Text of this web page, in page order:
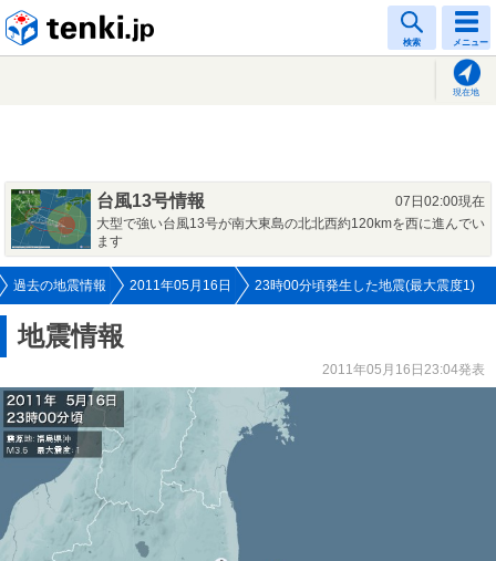
検索 メニュー
現在地
台風13号情報
07日02:00現在
大型で強い台風13号が南大東島の北北西約120kmを西に進んでい
ます
過去の地震情報 2011年05月16日 23時00分頃発生した地震(最大震度1)
地震情報
2011年05月16日23:04発表